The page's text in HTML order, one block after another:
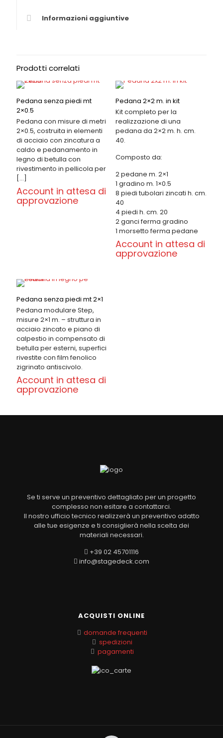
Informazioni aggiuntive
Prodotti correlati
Pedana senza piedi mt
2×0.5
Pedana con misure di metri
2×0.5, costruita in elementi
di acciaio con zincatura a
caldo e pedanamento in
legno di betulla con
rivestimento in pellicola per
[…]
Account in attesa di
approvazione
Pedana 2×2 m. in kit
Kit completo per la
realizzazione di una
pedana da 2×2 m. h. cm.
40.
Composto da:
2 pedane m. 2×1
1 gradino m. 1×0.5
8 piedi tubolari zincati h. cm.
40
4 piedi h. cm. 20
2 ganci ferma gradino
1 morsetto ferma pedane
Account in attesa di
approvazione
Pedana senza piedi mt 2×1
Pedana modulare Step,
misure 2×1 m. – struttura in
acciaio zincato e piano di
calpestio in compensato di
betulla per esterni, superfici
rivestite con film fenolico
zigrinato antiscivolo.
Account in attesa di
approvazione
Se ti serve un preventivo dettagliato per un progetto
complesso non esitare a contattarci.
Il nostro ufficio tecnico realizzerà un preventivo adatto
alle tue esigenze e ti consiglierà nella scelta dei
materiali necessari.
+39 02 45701116
info@stagedeck.com
ACQUISTI ONLINE
domande frequenti
spedizioni
pagamenti